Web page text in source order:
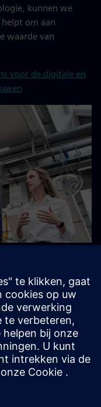
kunnen we
om aan
waarde van
voor de digitale en
met 25%
kunnen nieuwe
zijn.
in Bad
en